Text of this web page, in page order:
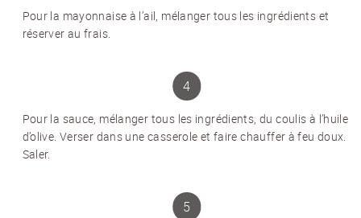
Pour la mayonnaise à l’ail, mélanger tous les ingrédients et
réserver au frais.
Pour la sauce, mélanger tous les ingrédients, du coulis à l’huile
d’olive. Verser dans une casserole et faire chauffer à feu doux.
Saler.
Inscrivez-vous et recevez 12 fois par an les
nouvelles sur les pommes de terre.
EMAIL*